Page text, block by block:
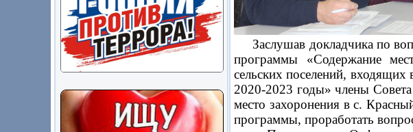
Заслушав докладчика по
программы «Содержание
сельских поселений,
2020-2023 годы» члены
место захоронения в с.
программы, проработать